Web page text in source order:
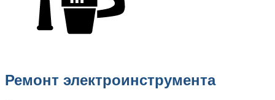
Ремонт электроинструмента